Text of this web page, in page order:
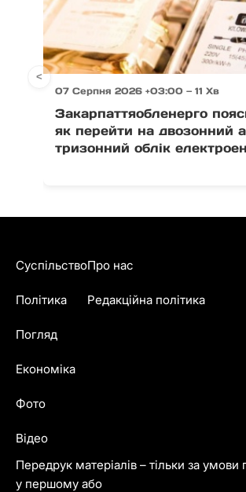
07 Серпня 2026 +03:00 — 11 Хв
Закарпаттяобленерго
як перейти на двозонний
тризонний облік
<
Передрук матеріалів – тільки за умови
у першому або
Суспільство
Політика
Погляд
Економіка
Фото
Відео
Про нас
Редакційна політика